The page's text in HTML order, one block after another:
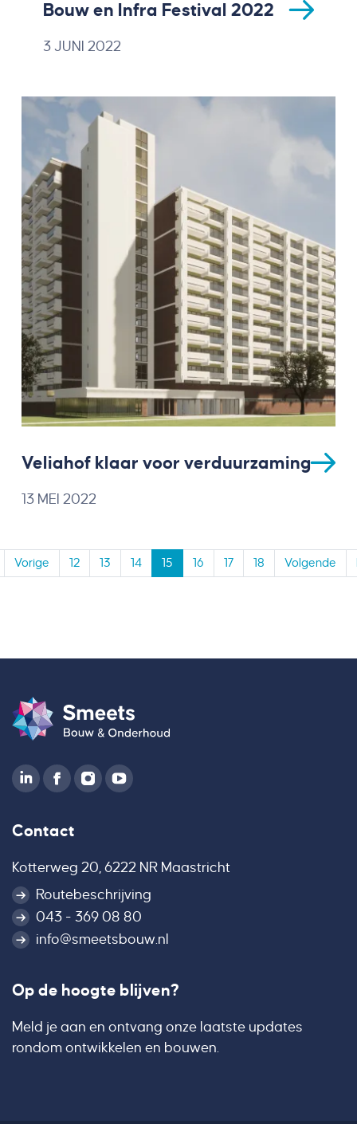
Bouw en Infra Festival 2022
3 JUNI 2022
Veliahof klaar voor verduurzaming
13 MEI 2022
Vorige 12 13 14 15 16 17 18 Volgende
Contact
Kotterweg 20, 6222 NR Maastricht
Routebeschrijving
043 - 369 08 80
info@smeetsbouw.nl
Op de hoogte blijven?
Meld je aan en ontvang onze laatste updates
rondom ontwikkelen en bouwen.